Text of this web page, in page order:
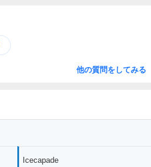
他の質問をしてみる
Icecapade